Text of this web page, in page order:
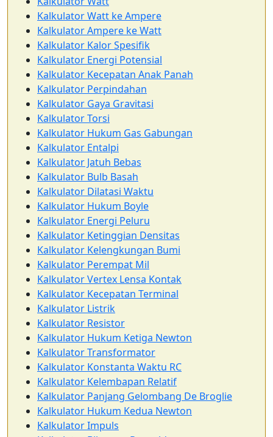
Kalkulator Watt ke Ampere
Kalkulator Ampere ke Watt
Kalkulator Kalor Spesifik
Kalkulator Energi Potensial
Kalkulator Kecepatan Anak Panah
Kalkulator Perpindahan
Kalkulator Gaya Gravitasi
Kalkulator Torsi
Kalkulator Hukum Gas Gabungan
Kalkulator Entalpi
Kalkulator Jatuh Bebas
Kalkulator Bulb Basah
Kalkulator Dilatasi Waktu
Kalkulator Hukum Boyle
Kalkulator Energi Peluru
Kalkulator Ketinggian Densitas
Kalkulator Kelengkungan Bumi
Kalkulator Perempat Mil
Kalkulator Vertex Lensa Kontak
Kalkulator Kecepatan Terminal
Kalkulator Listrik
Kalkulator Resistor
Kalkulator Hukum Ketiga Newton
Kalkulator Transformator
Kalkulator Konstanta Waktu RC
Kalkulator Kelembapan Relatif
Kalkulator Panjang Gelombang De Broglie
Kalkulator Hukum Kedua Newton
Kalkulator Impuls